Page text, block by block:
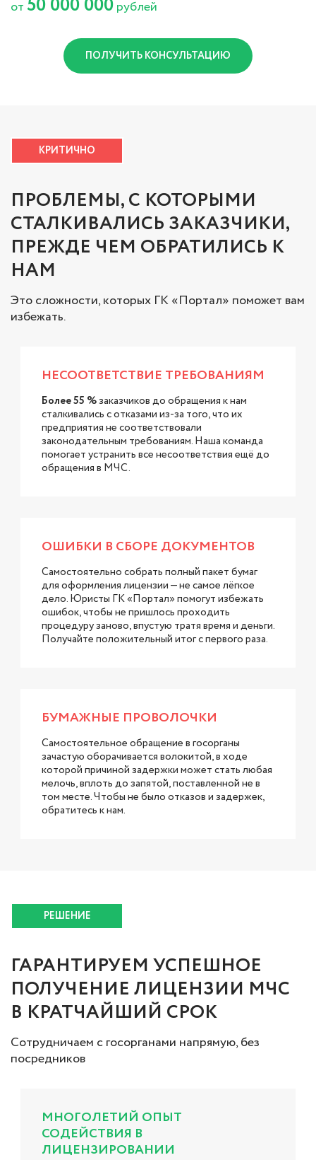
от рублей
ПОЛУЧИТЬ КОНСУЛЬТАЦИЮ
КРИТИЧНО
ПРОБЛЕМЫ, С КОТОРЫМИ
СТАЛКИВАЛИСЬ ЗАКАЗЧИКИ,
ПРЕЖДЕ ЧЕМ ОБРАТИЛИСЬ К
НАМ
Это сложности, которых ГК «Портал» поможет вам
избежать.
НЕСООТВЕТСТВИЕ ТРЕБОВАНИЯМ
Более 55 %заказчиков до обращения к нам
сталкивались с отказами из-за того, что их
предприятия не соответствовали
законодательным требованиям. Наша команда
помогает устранить все несоответствия ещё до
обращения в МЧС.
ОШИБКИ В СБОРЕ ДОКУМЕНТОВ
Самостоятельно собрать полный пакет бумаг
для оформления лицензии — не самое лёгкое
дело. Юристы ГК «Портал» помогут избежать
ошибок, чтобы не пришлось проходить
процедуру заново, впустую тратя время и деньги.
Получайте положительный итог с первого раза.
БУМАЖНЫЕ ПРОВОЛОЧКИ
Самостоятельное обращение в госорганы
зачастую оборачивается волокитой, в ходе
которой причиной задержки может стать любая
мелочь, вплоть до запятой, поставленной не в
том месте. Чтобы не было отказов и задержек,
обратитесь к нам.
РЕШЕНИЕ
ГАРАНТИРУЕМ УСПЕШНОЕ
ПОЛУЧЕНИЕ ЛИЦЕНЗИИ МЧС
В КРАТЧАЙШИЙ СРОК
Сотрудничаем с госорганами напрямую, без
посредников
МНОГОЛЕТИЙ ОПЫТ
СОДЕЙСТВИЯ В
ЛИЦЕНЗИРОВАНИИ